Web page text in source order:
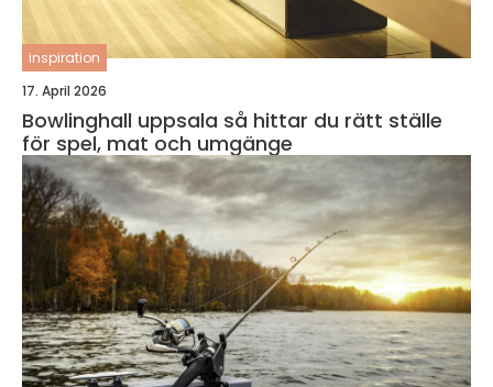
inspiration
17. April 2026
Bowlinghall uppsala så hittar du rätt ställe
för spel, mat och umgänge